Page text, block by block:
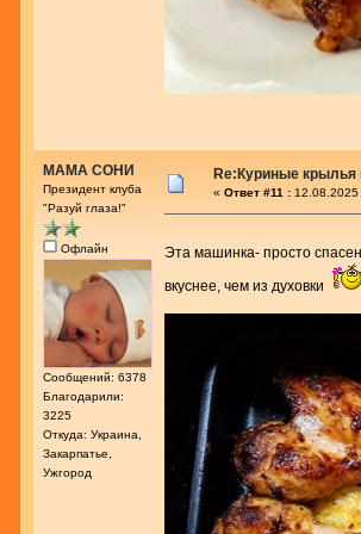
МАМА СОНИ
Президент клуба
"Разуй глаза!"
Офлайн
Сообщений: 6378
Благодарили:
3225
Откуда: Украина,
Закарпатье,
Ужгород
Re:Куриные крылья
« Ответ #11 :
Эта машинка- просто
вкуснее, чем из духовки